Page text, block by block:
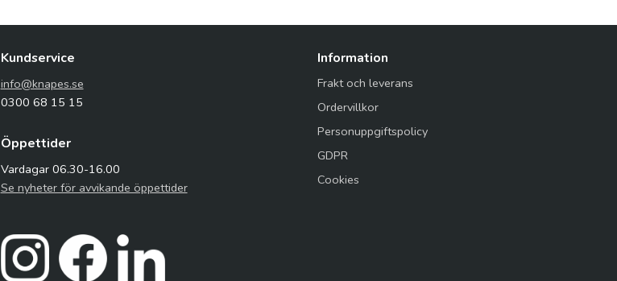
Kundservice
info@knapes.se
0300 68 15 15
Öppettider
Vardagar 06.30-16.00
Se nyheter för avvikande öppettider
Information
Frakt och leverans
Ordervillkor
Personuppgiftspolicy
GDPR
Cookies